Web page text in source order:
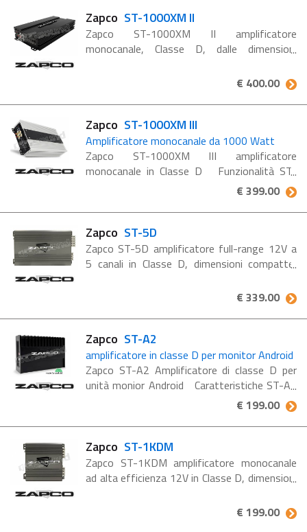
Zapco ST-1000XM II
Zapco ST-1000XM II amplificatore
monocanale, Classe D, dalle dimensioni
@ 4 Ohm. Amplificatori Studio Serie ST-X La
€ 400.00
Zapco ST-1000XM III
Amplificatore monocanale da 1000 Watt
Zapco ST-1000XM III amplificatore
monocanale in Classe D Funzionalità ST-
1000XM III Amplificatore per bassi a canale
singolo in classe D Nuovo telaio in alluminio
Controllo ...
€ 399.00
Zapco ST-5D
Zapco ST-5D amplificatore full-range 12V a
5 canali in Classe D, dimensioni compatte,
potenza MOSFET 4 x 100 Watt RMS @ 4
€ 339.00
Zapco ST-A2
amplificatore in classe D per monitor Android
Zapco ST-A2 Amplificatore di classe D per
unità monior Android Caratteristiche ST-A2
Amplificatore di potenza di classe D per unità
€ 199.00
Zapco ST-1KDM
Zapco ST-1KDM amplificatore monocanale
ad alta efficienza 12V in Classe D, dimensioni
anche a 1 Ohm, potenza MOSFET 1 x 360
€ 199.00